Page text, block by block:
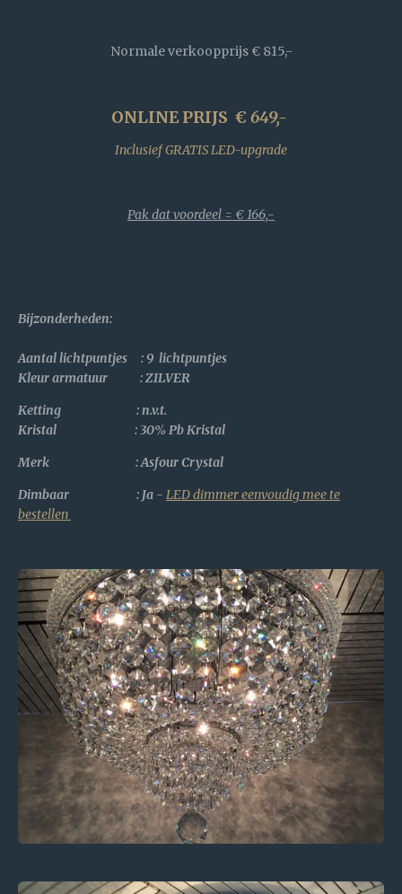
Normale verkoopprijs€ 815,-
ONLINE PRIJS € 649,-
Inclusief GRATIS LED-upgrade
Pak dat voordeel = € 166,-
Bijzonderheden:
Aantal lichtpuntjes : 9 lichtpuntjes
Kleur armatuur : ZILVER
Ketting : n.v.t.
Kristal : 30% Pb Kristal
Merk : Asfour Crystal
Dimbaar : Ja - LED dimmer eenvoudig mee te
bestellen